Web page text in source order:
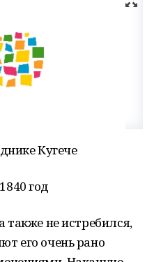
Кугече
год
также не истребился,
его очень рано